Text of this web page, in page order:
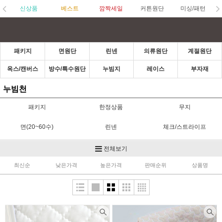
신상품 베스트 깜짝세일 커튼원단 미싱/패턴
패키지 면원단 린넨 의류원단 계절원단
옥스/캔버스 방수/특수원단 누빔지 레이스 부자재
누빔천
패키지 한정상품 무지
면(20~60수) 린넨 체크/스트라이프
거즈/아사
의류원단 방수&라미네이트
레이스
겨울원단 기타 부자재
전체보기
최신순 낮은가격 높은가격 판매순위 상품명